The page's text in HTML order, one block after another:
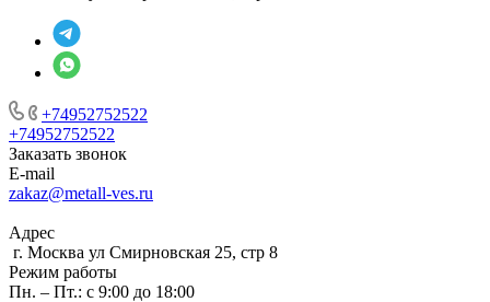
+74952752522
+74952752522
Заказать звонок
E-mail
zakaz@metall-ves.ru
Адрес
г. Москва ул Смирновская 25, стр 8
Режим работы
Пн. – Пт.: с 9:00 до 18:00